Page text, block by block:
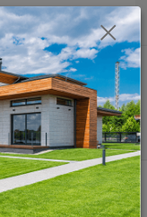
Menu
Hledat
0ks
za 0,00 Kč
Terasy
Terasový olej